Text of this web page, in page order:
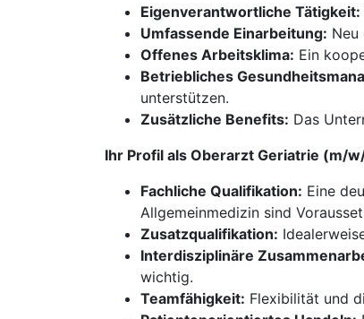
Eigenverantwortliche Tätigkeit:
Umfassende Einarbeitung:
Offenes Arbeitsklima: Ein
Betriebliches
unterstützen.
Zusätzliche Benefits: Das
Ihr Profil als Oberarzt Geriatrie (m/
Fachliche Qualifikation: Eine
Allgemeinmedizin sind
Zusatzqualifikation:
Interdisziplinäre
wichtig.
Teamfähigkeit: Flexibilität und